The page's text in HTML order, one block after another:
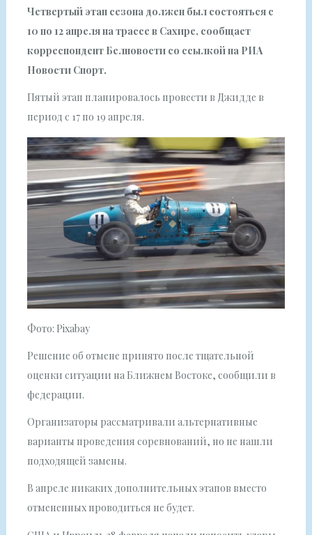
Четвертый этап сезона должен был состояться с
10 по 12 апреля на трассе в Сахире, сообщает
корреспондент Белновости со ссылкойна РИА
Новости Спорт.
Пятый этап планировалось провести в Джидде в
период с 17 по 19 апреля.
Фото: Pixabay
Решение об отмене принято после тщательной
оценки ситуации на Ближнем Востоке, сообщили в
федерации.
Организаторы рассматривали альтернативные
варианты проведения соревнований, но не нашли
подходящей замены.
В апреле никаких дополнительных этапов вместо
отмененных проводиться не будет.